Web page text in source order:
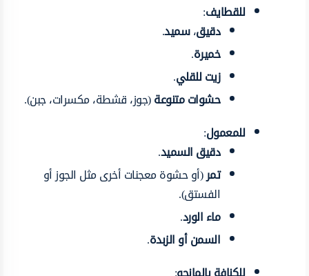
للقطايف:
دقيق،سميد.
خميرة.
زيت للقلي.
حشوات متنوعة(جوز، قشطة، مكسرات، جبن).
للمعمول:
دقيق السميد.
تمر(أو حشوة معجنات أخرى مثل الجوز أو
الفستق).
ماء الورد.
السمن أو الزبدة.